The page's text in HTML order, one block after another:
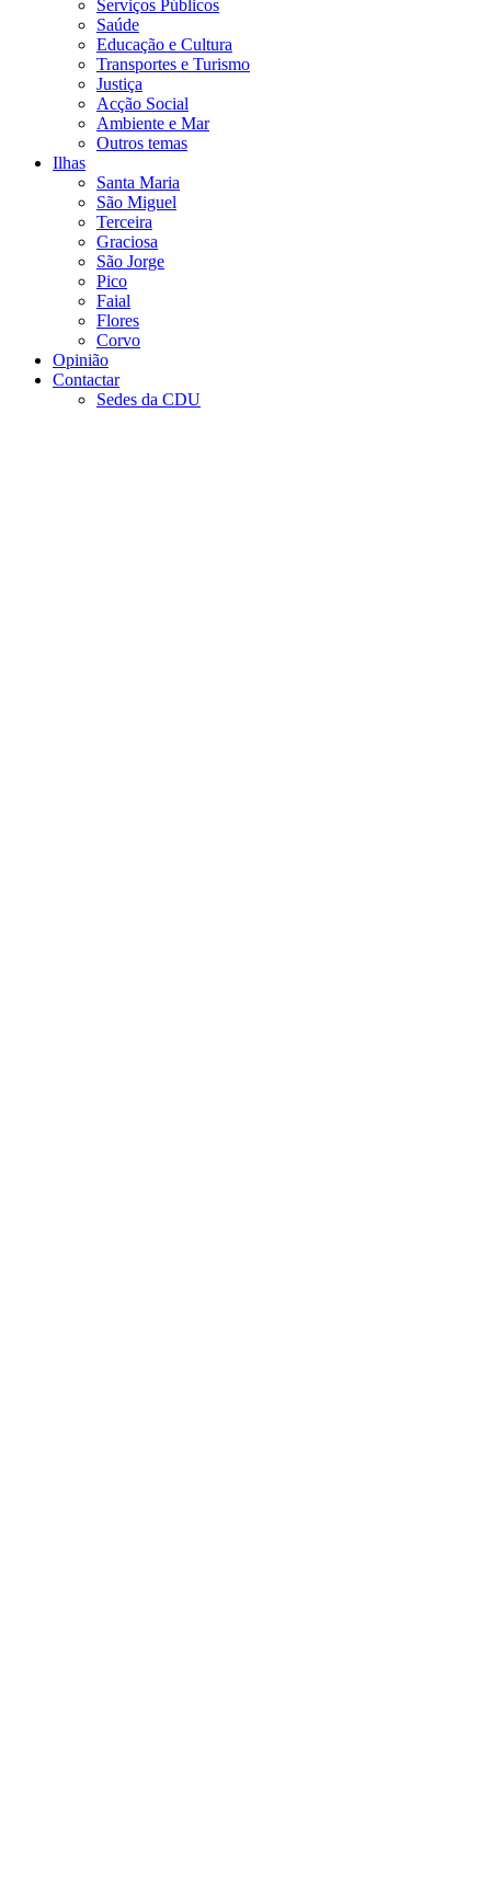
Serviços Públicos
Saúde
Educação e Cultura
Transportes e Turismo
Justiça
Acção Social
Ambiente e Mar
Outros temas
Ilhas
Santa Maria
São Miguel
Terceira
Graciosa
São Jorge
Pico
Faial
Flores
Corvo
Opinião
Contactar
Sedes da CDU